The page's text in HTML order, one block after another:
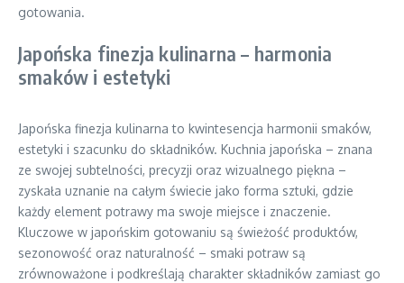
gotowania.
Japońska finezja kulinarna – harmonia
smaków i estetyki
Japońska finezja kulinarna to kwintesencja harmonii smaków,
estetyki i szacunku do składników. Kuchnia japońska – znana
ze swojej subtelności, precyzji oraz wizualnego piękna –
zyskała uznanie na całym świecie jako forma sztuki, gdzie
każdy element potrawy ma swoje miejsce i znaczenie.
Kluczowe w japońskim gotowaniu są świeżość produktów,
sezonowość oraz naturalność – smaki potraw są
zrównoważone i podkreślają charakter składników zamiast go